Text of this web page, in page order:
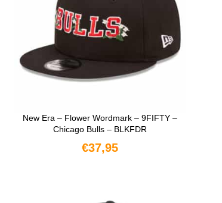
New Era – Flower Wordmark – 9FIFTY –
Chicago Bulls – BLKFDR
€37,95